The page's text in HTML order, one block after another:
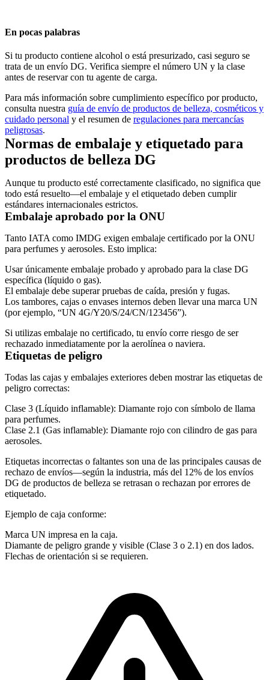
En pocas palabras
Si tu producto contiene alcohol o está presurizado, casi seguro se
trata de un envío DG. Verifica siempre el número UN y la clase
antes de reservar con tu agente de carga.
Para más información sobre cumplimiento específico por producto,
consulta nuestra guía de envío de productos de belleza, cosméticos y
cuidado personal y el resumen de regulaciones para mercancías
peligrosas.
Normas de embalaje y etiquetado para
productos de belleza DG
Aunque tu producto esté correctamente clasificado, no significa que
todo está resuelto—el embalaje y el etiquetado deben cumplir
estándares internacionales estrictos.
Embalaje aprobado por la ONU
Tanto IATA como IMDG exigen embalaje certificado por la ONU
para perfumes y aerosoles. Esto implica:
Usar únicamente embalaje probado y aprobado para la clase DG
específica (líquido o gas).
El embalaje debe superar pruebas de caída, presión y fugas.
Los tambores, cajas o envases internos deben llevar una marca UN
(por ejemplo, “UN 4G/Y20/S/24/CN/123456”).
Si utilizas embalaje no certificado, tu envío corre riesgo de ser
rechazado inmediatamente por la aerolínea o naviera.
Etiquetas de peligro
Todas las cajas y embalajes exteriores deben mostrar las etiquetas de
peligro correctas:
Clase 3 (Líquido inflamable): Diamante rojo con símbolo de llama
para perfumes.
Clase 2.1 (Gas inflamable): Diamante rojo con cilindro de gas para
aerosoles.
Etiquetas incorrectas o faltantes son una de las principales causas de
rechazo de envíos—según la industria, más del 12% de los envíos
DG de productos de belleza se retrasan o rechazan por errores de
etiquetado.
Ejemplo de caja conforme:
Marca UN impresa en la caja.
Diamante de peligro grande y visible (Clase 3 o 2.1) en dos lados.
Flechas de orientación si se requieren.